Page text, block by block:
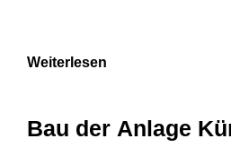
Weiterlesen
Bau der Anlage